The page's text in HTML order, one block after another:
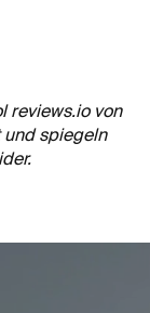
reviews.io von
und spiegeln